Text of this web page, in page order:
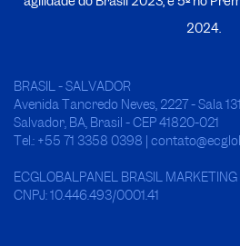
2024.
BRASIL - SALVADOR
Avenida Tancredo Neves, 2227 - Sala
Salvador, BA, Brasil - CEP 41820-021
Tel.: +55 71 3358 0398 |
ECGLOBALPANEL BRASIL
CNPJ: 10.446.493/0001.41